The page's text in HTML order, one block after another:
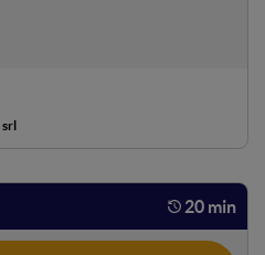
investe deve restare
astratta: solo strumenti
il proprio budget.
srl
20 min